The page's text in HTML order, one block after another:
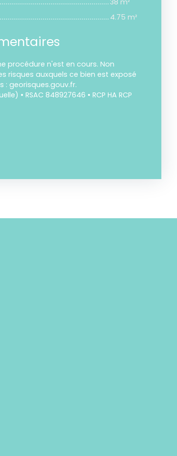
38 m²
4.75 m²
procédure n'est en cours. Non
risques auxquels ce bien est exposé
: georisques.gouv.fr.
• RSAC 848927646 • RCP HA RCP